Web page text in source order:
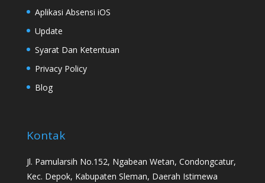
Aplikasi Absensi iOS
Update
Syarat Dan Ketentuan
Privacy Policy
Blog
Kontak
Jl. Pamularsih No.152, Ngabean Wetan, Condongcatur,
Kec. Depok, Kabupaten Sleman, Daerah Istimewa